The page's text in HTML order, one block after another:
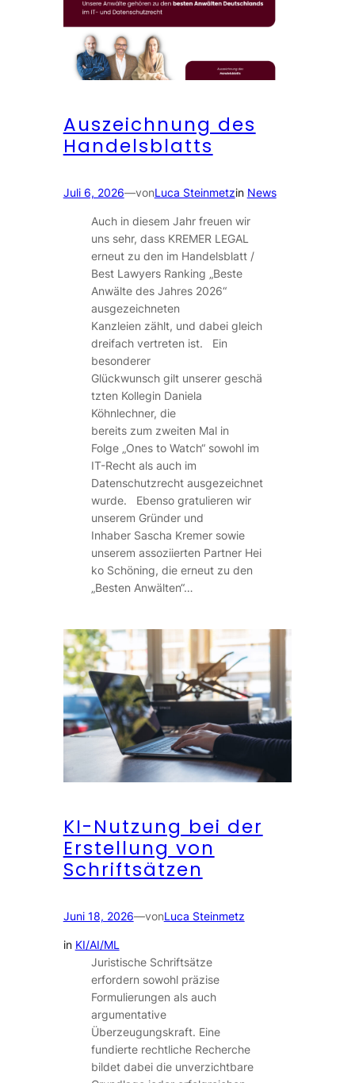
Auszeichnung des
Handelsblatts
Juli 6, 2026—vonLuca Steinmetzin News
Auch in diesem Jahr freuen wir
uns sehr, dass KREMER LEGAL
erneut zu den im Handelsblatt /
Best Lawyers Ranking „Beste
Anwälte des Jahres 2026“
ausgezeichneten
Kanzleien zählt, und dabei gleich
dreifach vertreten ist. Ein
besonderer
Glückwunsch gilt unserer geschä
tzten Kollegin Daniela
Köhnlechner, die
bereits zum zweiten Mal in
Folge „Ones to Watch“ sowohl im
IT-Recht als auch im
Datenschutzrecht ausgezeichnet
wurde. Ebenso gratulieren wir
unserem Gründer und
Inhaber Sascha Kremer sowie
unserem assoziierten Partner Hei
ko Schöning, die erneut zu den
„Besten Anwälten“…
KI-Nutzung bei der
Erstellung von
Schriftsätzen
Juni 18, 2026—vonLuca Steinmetz
in KI/AI/ML
Juristische Schriftsätze
erfordern sowohl präzise
Formulierungen als auch
argumentative
Überzeugungskraft. Eine
fundierte rechtliche Recherche
bildet dabei die unverzichtbare